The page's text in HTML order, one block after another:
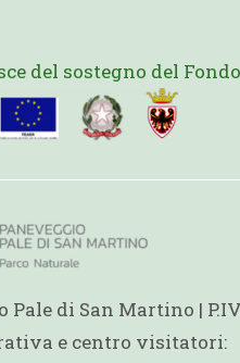
del sostegno del
di San Martino |
e centro visitatori: